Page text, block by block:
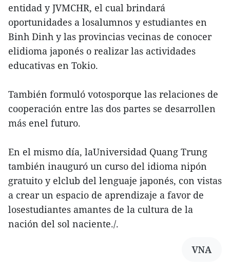
entidad y JVMCHR, el cual brindará
oportunidades a losalumnos y estudiantes en
Binh Dinh y las provincias vecinas de conocer
elidioma japonés o realizar las actividades
educativas en Tokio.
También formuló votosporque las relaciones de
cooperación entre las dos partes se desarrollen
más enel futuro.
En el mismo día, laUniversidad Quang Trung
también inauguró un curso del idioma nipón
gratuito y elclub del lenguaje japonés, con vistas
a crear un espacio de aprendizaje a favor de
losestudiantes amantes de la cultura de la
nación del sol naciente./.
VNA